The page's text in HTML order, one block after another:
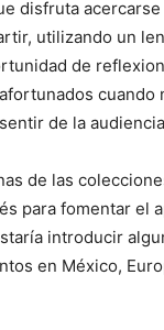
disfruta
utilizando un
de
de la
de las
para fomentar el
introducir
en México,